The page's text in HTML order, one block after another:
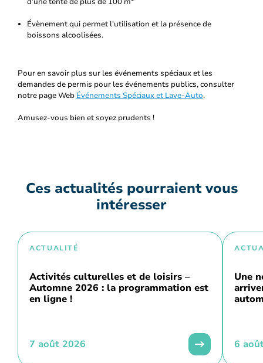
Évènement qui permet l'utilisation et la présence de
boissons alcoolisées.
Pour en savoir plus sur les événements spéciaux et les
demandes de permis pour les événements publics, consulter
notre page Web Événements Spéciaux et Lave-Auto.
Amusez-vous bien et soyez prudents !
Ces actualités pourraient vous
intéresser
ACTUALITÉ
Activités culturelles et de loisirs –
Automne 2026 : la programmation est
en ligne !
7 août 2026
Une
6